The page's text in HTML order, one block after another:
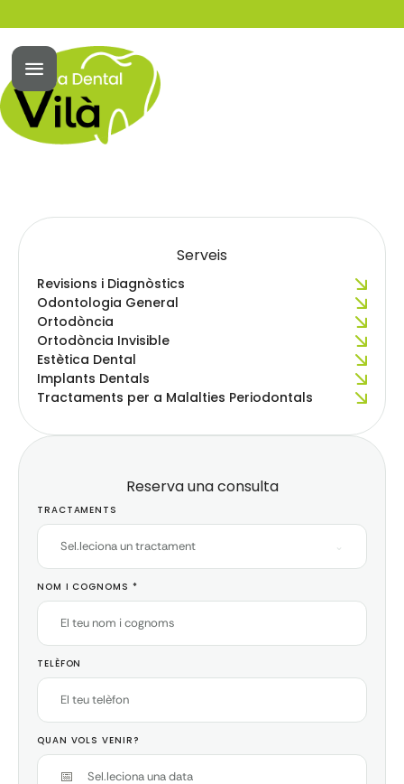
Serveis
Revisions i Diagnòstics
Odontologia General
Ortodòncia
Ortodòncia Invisible
Estètica Dental
Implants Dentals
Tractaments per a Malalties Periodontals
Reserva una consulta
TRACTAMENTS
Sel.leciona un tractament
NOM I COGNOMS *
TELÈFON
QUAN VOLS VENIR?